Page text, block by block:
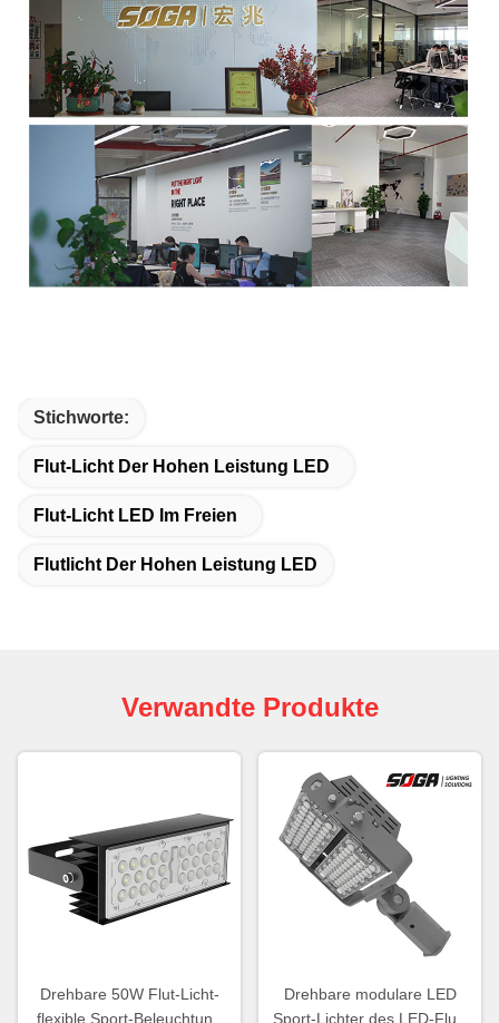
Stichworte:
Flut-Licht Der Hohen Leistung LED
Flut-Licht LED Im Freien
Flutlicht Der Hohen Leistung LED
Verwandte Produkte
Drehbare 50W Flut-Licht-
flexible Sport-Beleuchtung
Drehbare modulare LED
Sport-Lichter des LED-Flut-